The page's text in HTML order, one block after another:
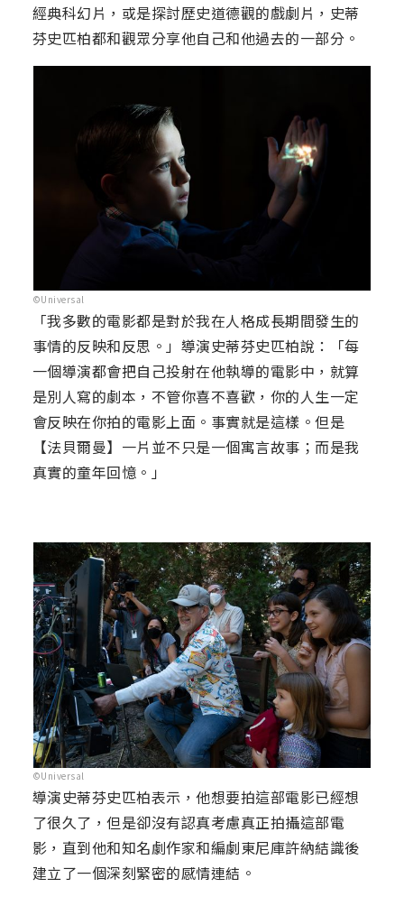
經典科幻片，或是探討歷史道德觀的戲劇片，史蒂
芬史匹柏都和觀眾分享他自己和他過去的一部分。
©Universal
「我多數的電影都是對於我在人格成長期間發生的
事情的反映和反思。」導演史蒂芬史匹柏說：「每
一個導演都會把自己投射在他執導的電影中，就算
是別人寫的劇本，不管你喜不喜歡，你的人生一定
會反映在你拍的電影上面。事實就是這樣。但是
【法貝爾曼】一片並不只是一個寓言故事；而是我
真實的童年回憶。」
©Universal
導演史蒂芬史匹柏表示，他想要拍這部電影已經想
了很久了，但是卻沒有認真考慮真正拍攝這部電
影，直到他和知名劇作家和編劇東尼庫許納結識後
建立了一個深刻緊密的感情連結。